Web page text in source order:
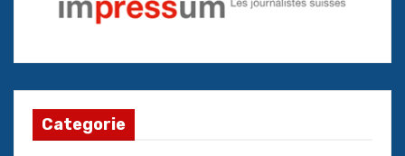
Categorie